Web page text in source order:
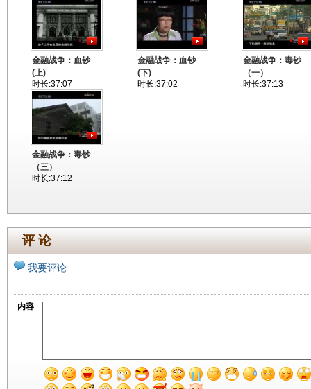
金融战争：血钞
(上)
时长:37:07
金融战争：血钞
(下)
时长:37:02
金融战争：毒钞
（一）
时长:37:13
金融战争：毒钞
（三）
时长:37:12
评 论
我要评论
内容